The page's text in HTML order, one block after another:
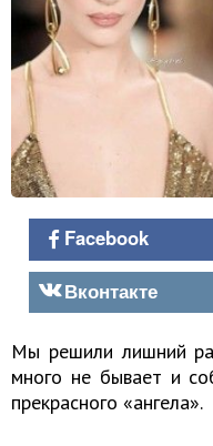
Facebook
Вконтакте
Мы решили лишний
много не бывает и
прекрасного «ангела».